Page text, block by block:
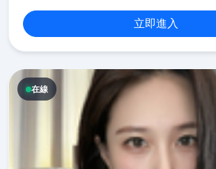
立即進入
在線